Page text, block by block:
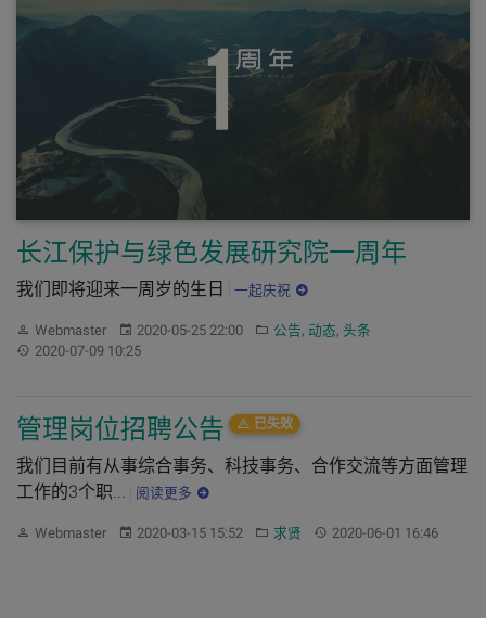
长江保护与绿色发展研究院一周年
我们即将迎来一周岁的生日 一起庆祝
作者：
Webmaster 发布：2020-05-25 22:00 分类：
公告, 动态, 头条
更新：2020-07-09 10:25
管理岗位招聘公告 已失效
我们目前有从事综合事务、科技事务、合作交流等方面管理
工作的3个职...
阅读更多
作者：
Webmaster 发布：2020-03-15 15:52 分类：
求贤 更新：2020-06-01 16:46